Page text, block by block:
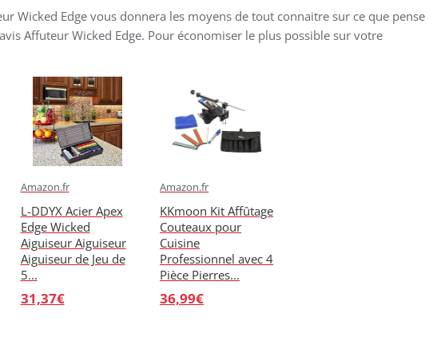
Wicked Edge vous donnera les moyens de tout connaitre sur ce que pense
Affuteur Wicked Edge. Pour économiser le plus possible sur votre
Amazon.fr
L-DDYX Acier Apex
Edge Wicked
Aiguiseur Aiguiseur
Aiguiseur de Jeu de
5...
31,37€
Amazon.fr
KKmoon Kit Affûtage
Couteaux pour
Cuisine
Professionnel avec 4
Pièce Pierres...
36,99€